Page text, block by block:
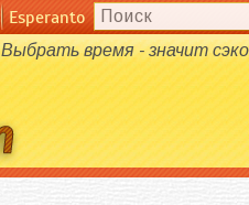
Esperanto
Выбрать время - значит